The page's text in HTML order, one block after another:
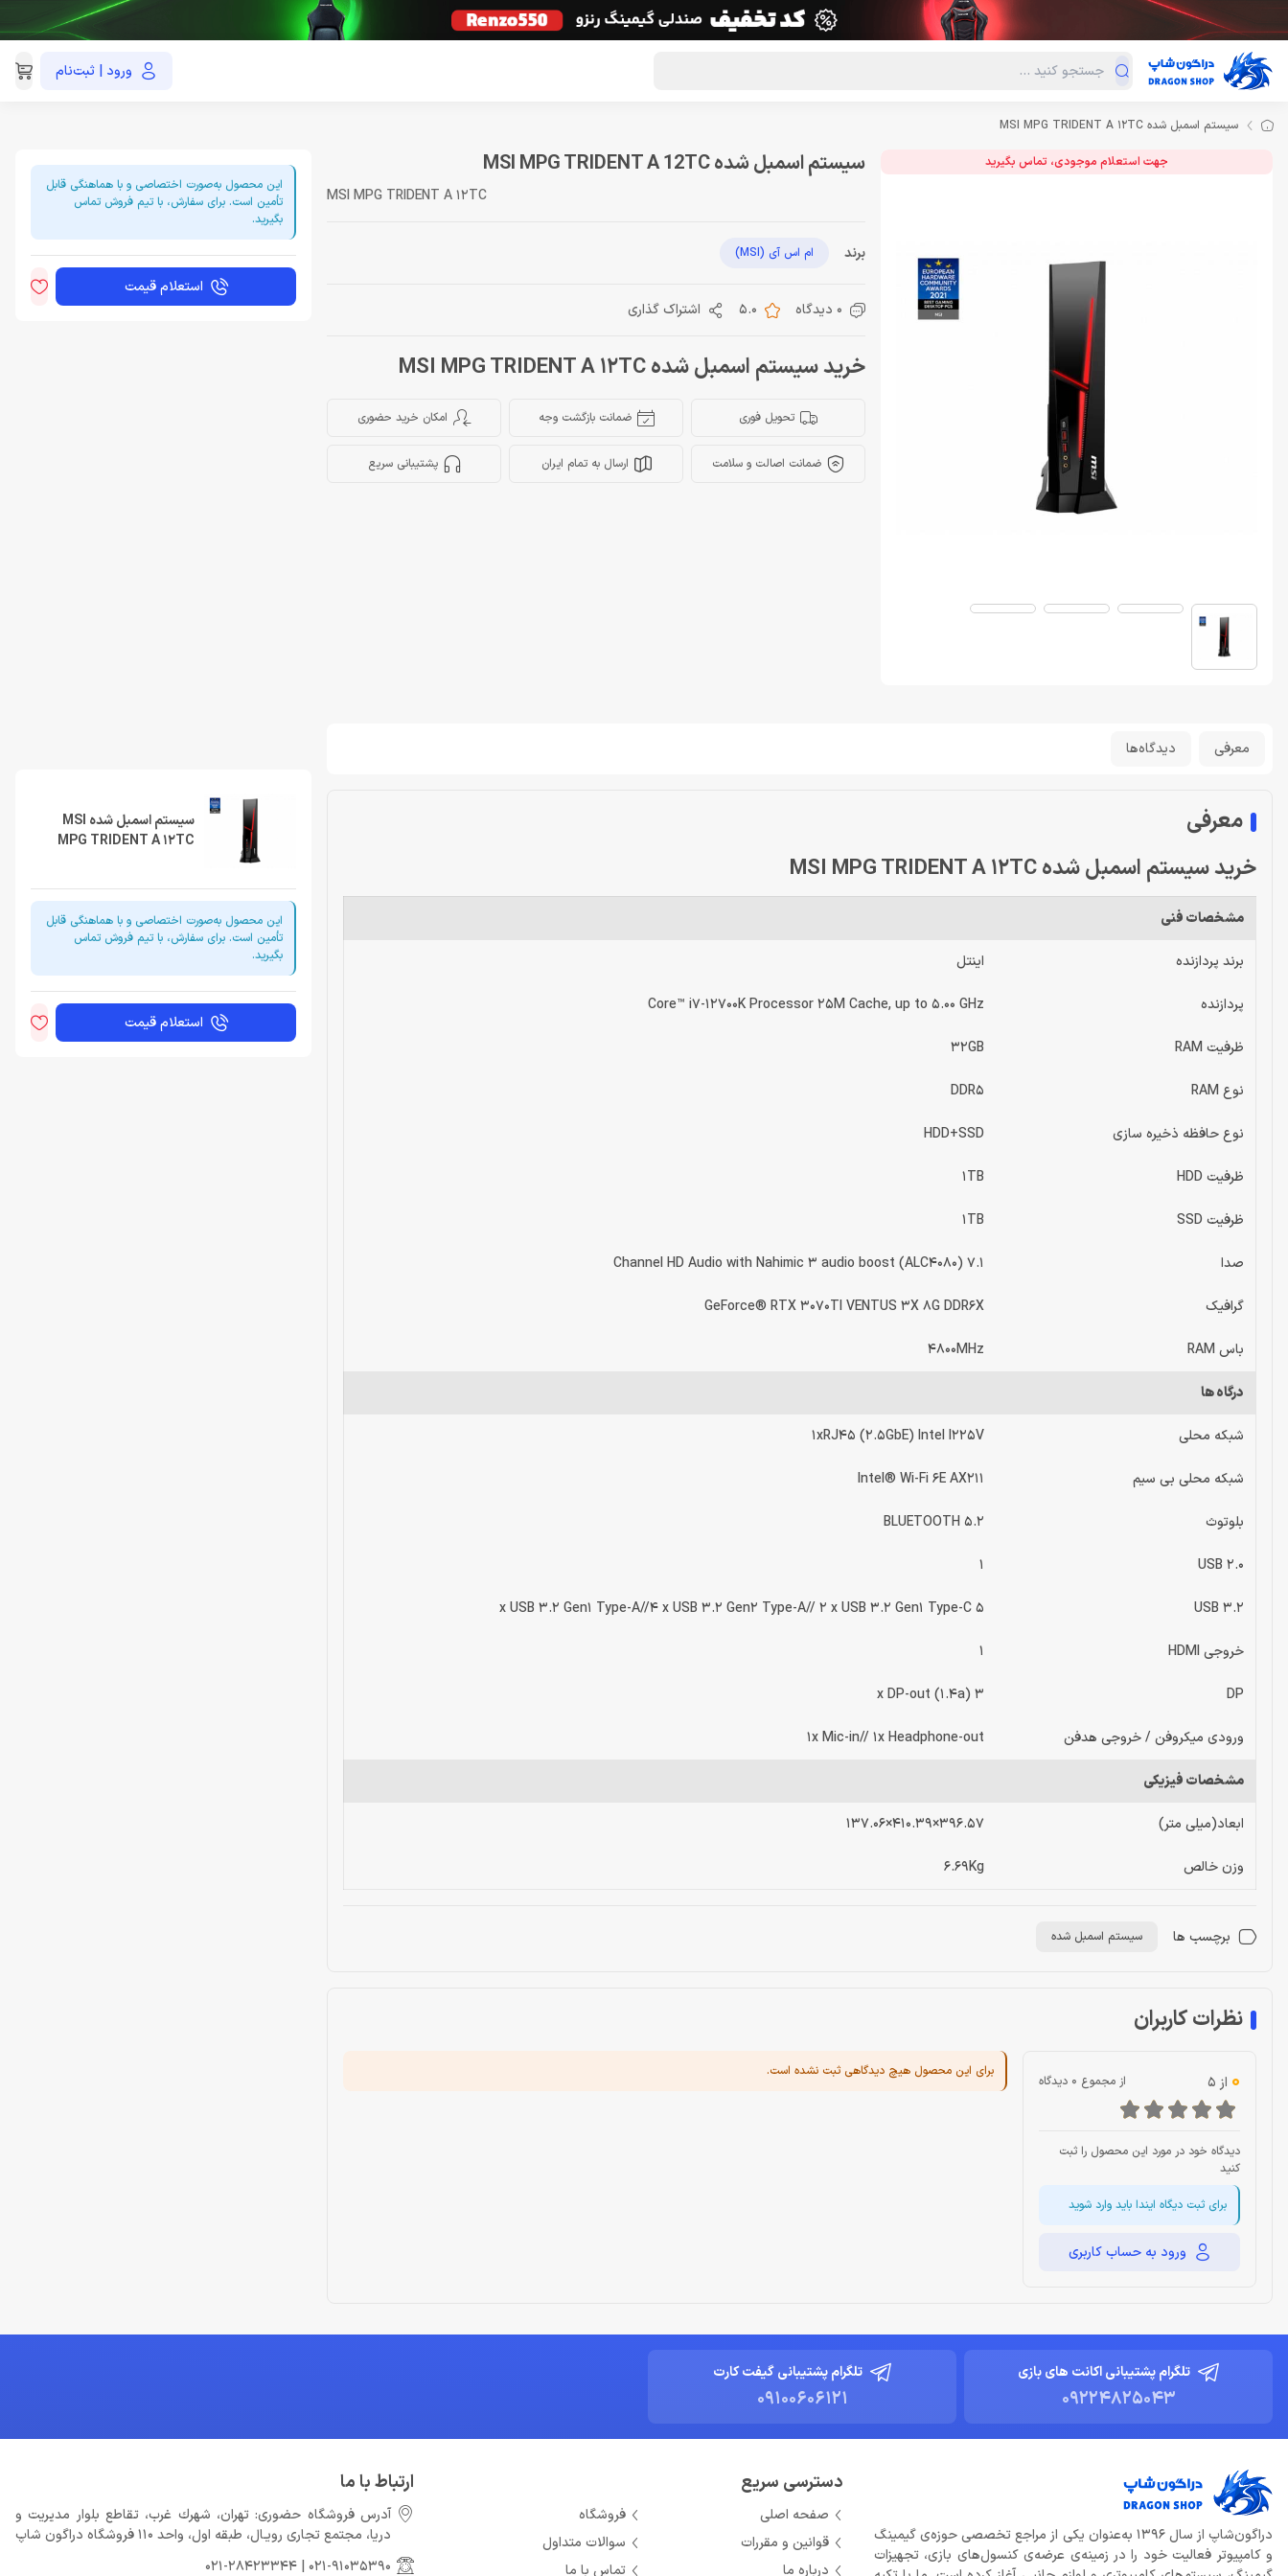
ورود | ثبت‌نام دسته‌بندی محصولات فروش ویژه 021-91035390
سیستم اسمبل شده MSI MPG TRIDENT A 12TC
جهت استعلام موجودی، تماس بگیرید سیستم اسمبل شده MSI MPG TRIDENT A 12TC
MSI MPG TRIDENT A 12TC
برند ام اس آی (MSI)
0 دیدگاه 5.0 اشتراک گذاری
خرید سیستم اسمبل شده MSI MPG TRIDENT A 12TC
تحویل فوری ضمانت بازگشت وجه امکان خرید حضوری
ضمانت اصالت و سلامت ارسال به تمام ایران پشتیبانی سریع
این محصول به‌صورت اختصاصی و با هماهنگی قابل
تأمین است. برای سفارش، با تیم فروش تماس
بگیرید.
استعلام قیمت
معرفی دیدگاه‌ها
معرفی
خرید سیستم اسمبل شده MSI MPG TRIDENT A 12TC
مشخصات فنی
برند پردازنده اینتل
پردازنده Core™ i7-12700K Processor 25M Cache, up to 5.00 GHz
ظرفیت RAM 32GB
نوع RAM DDR5
نوع حافظه ذخیره سازی HDD+SSD
ظرفیت HDD 1TB
ظرفیت SSD 1TB
صدا 7.1 Channel HD Audio with Nahimic 3 audio boost (ALC4080)
گرافیک GeForce® RTX 3070TI VENTUS 3X 8G DDR6X
باس RAM 4800MHz
درگاه ها
شبکه محلی 1xRJ45 (2.5GbE) Intel I225V
شبکه محلی بی سیم Intel® Wi-Fi 6E AX211
بلوتوث BLUETOOTH 5.2
USB 2.0
1
USB 3.2
5 x USB 3.2 Gen1 Type-A//4 x USB 3.2 Gen2 Type-A// 2 x USB 3.2 Gen1 Type-C
خروجی HDMI 1
DP
3 x DP-out (1.4a)
ورودی میکروفن / خروجی هدفن 1x Mic-in// 1x Headphone-out
مشخصات فیزیکی
ابعاد(میلی متر) 396.57×410.39×137.06
وزن خالص 6.69Kg
برچسب ها سیستم اسمبل شده
نظرات کاربران
0 از 5 از مجموع 0 دیدگاه
دیدگاه خود در مورد این محصول را ثبت
کنید
برای ثبت دیگاه ایندا باید وارد شوید
ورود به حساب کاربری
برای این محصول هیچ دیدگاهی ثبت نشده است.
سیستم اسمبل شده MSI
MPG TRIDENT A 12TC
این محصول به‌صورت اختصاصی و با هماهنگی قابل
تأمین است. برای سفارش، با تیم فروش تماس
بگیرید.
استعلام قیمت
تلگرام پشتیبانی اکانت های بازی
09224825043
تلگرام پشتیبانی گیفت کارت
09100606121
دراگون‌شاپ از سال 1396 به‌عنوان یکی از مراجع تخصصی حوزه‌ی گیمینگ
و کامپیوتر فعالیت خود را در زمینه‌ی عرضه‌ی کنسول‌های بازی، تجهیزات
دسترسی سریع
صفحه اصلی
فروشگاه
قوانین و مقررات
سوالات متداول
درباره ما
تماس با ما
ارتباط با ما
آدرس فروشگاه حضوری: تهران، شهرك غرب، تقاطع بلوار مدیریت و
دريا، مجتمع تجارى رويـال، طبقه اول، واحد 110 فروشگاه دراگون شاپ
021-91035390
021-28423344